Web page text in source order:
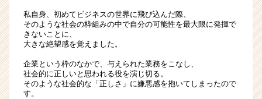
私自身、初めてビジネスの世界に飛び込んだ際、
そのような社会の枠組みの中で自分の可能性を最大限に発揮で
きないことに、
大きな絶望感を覚えました。
企業という枠のなかで、与えられた業務をこなし、
社会的に正しいと思われる役を演じ切る。
そのような社会的な「正しさ」に嫌悪感を抱いてしまったので
す。